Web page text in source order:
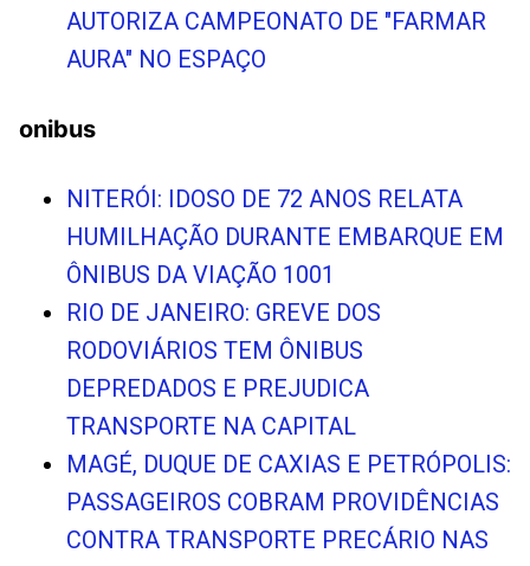
AUTORIZA CAMPEONATO DE "FARMAR
AURA" NO ESPAÇO
onibus
NITERÓI: IDOSO DE 72 ANOS RELATA
HUMILHAÇÃO DURANTE EMBARQUE EM
ÔNIBUS DA VIAÇÃO 1001
RIO DE JANEIRO: GREVE DOS
RODOVIÁRIOS TEM ÔNIBUS
DEPREDADOS E PREJUDICA
TRANSPORTE NA CAPITAL
MAGÉ, DUQUE DE CAXIAS E PETRÓPOLIS:
PASSAGEIROS COBRAM PROVIDÊNCIAS
CONTRA TRANSPORTE PRECÁRIO NAS